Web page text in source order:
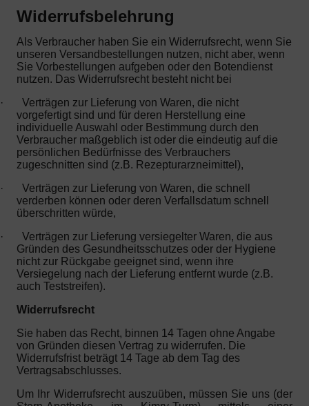
Widerrufsbelehrung
Als Verbraucher haben Sie ein Widerrufsrecht, wenn Sie
unseren Versandbestellungen nutzen, nicht aber, wenn
Sie Vorbestellungen aufgeben oder den Botendienst
nutzen. Das Widerrufsrecht besteht nicht bei
·
Verträgen zur Lieferung von Waren, die nicht
vorgefertigt sind und für deren Herstellung eine
individuelle Auswahl oder Bestimmung durch den
Verbraucher maßgeblich ist oder die eindeutig auf die
persönlichen Bedürfnisse des Verbrauchers
zugeschnitten sind (z.B. Rezepturarzneimittel),
·
Verträgen zur Lieferung von Waren, die schnell
verderben können oder deren Verfallsdatum schnell
überschritten würde,
·
Verträgen zur Lieferung versiegelter Waren, die aus
Gründen des Gesundheitsschutzes oder der Hygiene
nicht zur Rückgabe geeignet sind, wenn ihre
Versiegelung nach der Lieferung entfernt wurde (z.B.
auch Teststreifen).
Widerrufsrecht
Sie haben das Recht, binnen 14 Tagen ohne Angabe
von Gründen diesen Vertrag zu widerrufen. Die
Widerrufsfrist beträgt 14 Tage ab dem Tag des
Vertragsabschlusses.
Um Ihr Widerrufsrecht auszuüben, müssen Sie uns (der